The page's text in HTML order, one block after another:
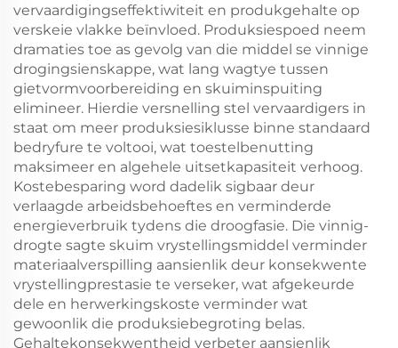
vervaardigingseffektiwiteit en produkgehalte op
verskeie vlakke beïnvloed. Produksiespoed neem
dramaties toe as gevolg van die middel se vinnige
drogingsienskappe, wat lang wagtye tussen
gietvormvoorbereiding en skuiminspuiting
elimineer. Hierdie versnelling stel vervaardigers in
staat om meer produksiesiklusse binne standaard
bedryfure te voltooi, wat toestelbenutting
maksimeer en algehele uitsetkapasiteit verhoog.
Kostebesparing word dadelik sigbaar deur
verlaagde arbeidsbehoeftes en verminderde
energieverbruik tydens die droogfasie. Die vinnig-
drogte sagte skuim vrystellingsmiddel verminder
materiaalverspilling aansienlik deur konsekwente
vrystellingprestasie te verseker, wat afgekeurde
dele en herwerkingskoste verminder wat
gewoonlik die produksiebegroting belas.
Gehaltekonsekwentheid verbeter aansienlik